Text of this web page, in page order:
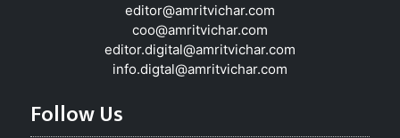
editor@amritvichar.com
coo@amritvichar.com
editor.digital@amritvichar.com
info.digtal@amritvichar.com
Follow Us